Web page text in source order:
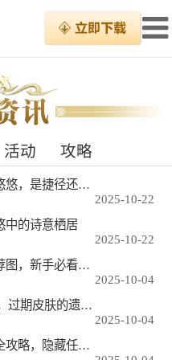
活动 攻略
穿越火线手游代抽云悠悠，是捷径还是风险？
2025-10-22
中的诗意栖居
2025-10-22
手游江湖悠悠门派推荐图，新手必看的最强门派选择指南
2025-10-04
CF手游云悠悠交易行，过期皮肤的遗憾与市场影响
2025-10-04
江湖悠悠手游老乞丐全攻略，隐藏任务、奖励与玩法详解